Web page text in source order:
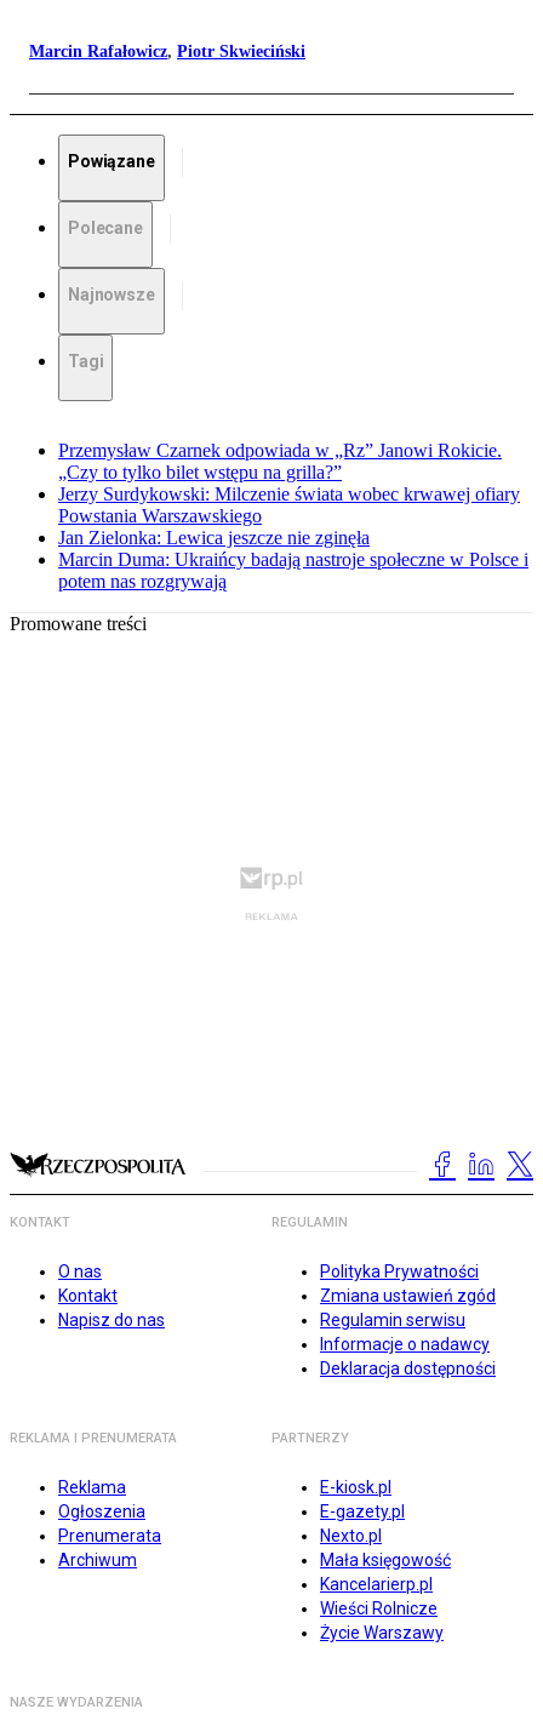
Marcin Rafałowicz, Piotr Skwieciński
Powiązane
Polecane
Najnowsze
Tagi
Przemysław Czarnek odpowiada w „Rz” Janowi Rokicie.
„Czy to tylko bilet wstępu na grilla?”
Jerzy Surdykowski: Milczenie świata wobec krwawej ofiary
Powstania Warszawskiego
Jan Zielonka: Lewica jeszcze nie zginęła
Marcin Duma: Ukraińcy badają nastroje społeczne w Polsce i
potem nas rozgrywają
Promowane treści
KONTAKT
O nas
Kontakt
Napisz do nas
REGULAMIN
Polityka Prywatności
Zmiana ustawień zgód
Regulamin serwisu
Informacje o nadawcy
Deklaracja dostępności
REKLAMA I PRENUMERATA
Reklama
Ogłoszenia
Prenumerata
Archiwum
PARTNERZY
E-kiosk.pl
E-gazety.pl
Nexto.pl
Mała księgowość
Kancelarierp.pl
Wieści Rolnicze
Życie Warszawy
NASZE WYDARZENIA